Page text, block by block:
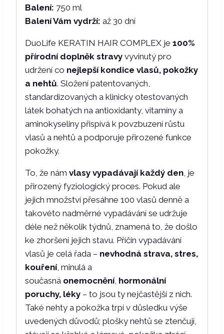
Balení: 750 ml
Balení Vám vydrží: až 30 dní
DuoLife KERATIN HAIR COMPLEX je 100%
přírodní doplněk stravy vyvinutý pro
udržení co nejlepší kondice vlasů, pokožky
a nehtů. Složení patentovaných,
standardizovaných a klinicky otestovaných
látek bohatých na antioxidanty, vitamíny a
aminokyseliny přispívá k povzbuzení růstu
vlasů a nehtů a podporuje přirozené funkce
pokožky.
To, že nám vlasy vypadávají každý den, je
přirozený fyziologický proces. Pokud ale
jejich množství přesáhne 100 vlasů denně a
takovéto nadměrné vypadávání se udržuje
déle než několik týdnů, znamená to, že došlo
ke zhoršení jejich stavu. Příčin vypadávání
vlasů je celá řada – nevhodná strava, stres,
kouření, minulá a
současná onemocnění, hormonální
poruchy, léky – to jsou ty nejčastější z nich.
Také nehty a pokožka trpí v důsledku výše
uvedených důvodů; plošky nehtů se ztenčují,